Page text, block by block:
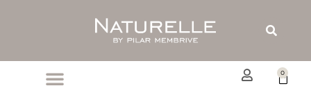
Buscar
0